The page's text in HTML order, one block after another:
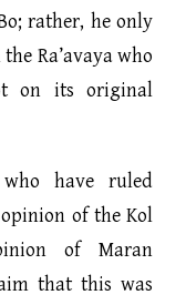
rather, he only
Ra’avaya who
on its original
who have ruled
of the Kol
of Maran
that this was